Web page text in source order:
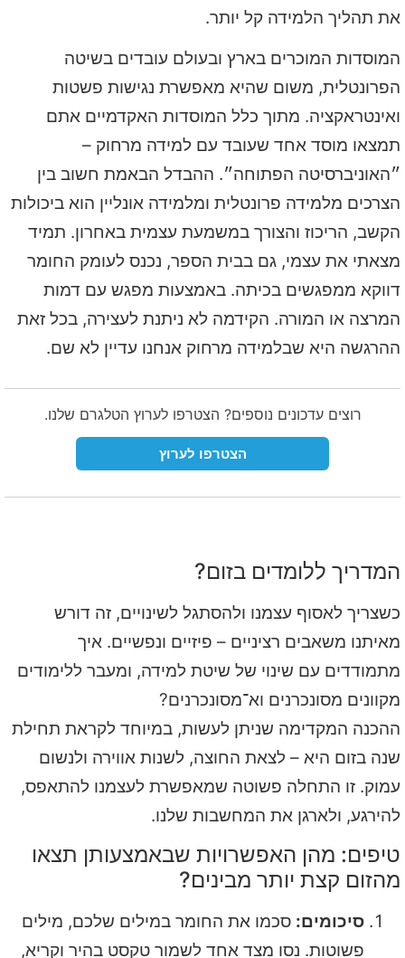
את תהליך הלמידה קל יותר.
המוסדות המוכרים בארץ ובעולם עובדים בשיטה
הפרונטלית, משום שהיא מאפשרת נגישות פשטות
ואינטראקציה. מתוך כלל המוסדות האקדמיים אתם
תמצאו מוסד אחד שעובד עם למידה מרחוק –
״האוניברסיטה הפתוחה״. ההבדל הבאמת חשוב בין
הצרכים מלמידה פרונטלית ומלמידה אונליין הוא ביכולות
הקשב, הריכוז והצורך במשמעת עצמית באחרון. תמיד
מצאתי את עצמי, גם בבית הספר, נכנס לעומק החומר
דווקא ממפגשים בכיתה. באמצעות מפגש עם דמות
המרצה או המורה. הקידמה לא ניתנת לעצירה, בכל זאת
ההרגשה היא שבלמידה מרחוק אנחנו עדיין לא שם.
רוצים עדכונים נוספים? הצטרפו לערוץ הטלגרם שלנו.
הצטרפו לערוץ
המדריך ללומדים בזום?
כשצריך לאסוף עצמנו ולהסתגל לשינויים, זה דורש
מאיתנו משאבים רציניים – פיזיים ונפשיים. איך
מתמודדים עם שינוי של שיטת למידה, ומעבר ללימודים
מקוונים מסונכרנים וא־מסונכרנים?
ההכנה המקדימה שניתן לעשות, במיוחד לקראת תחילת
שנה בזום היא – לצאת החוצה, לשנות אווירה ולנשום
עמוק. זו התחלה פשוטה שמאפשרת לעצמנו להתאפס,
להירגע, ולארגן את המחשבות שלנו.
טיפים: מהן האפשרויות שבאמצעותן תצאו
מהזום קצת יותר מבינים?
סיכומים: סכמו את החומר במילים שלכם, מילים
פשוטות. נסו מצד אחד לשמור טקסט בהיר וקריא,